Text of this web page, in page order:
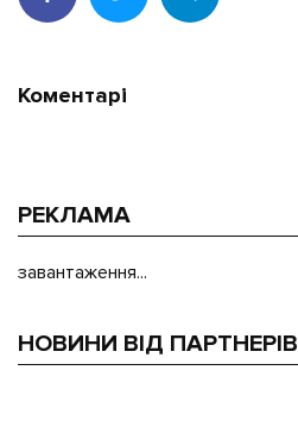
Коментарі
РЕКЛАМА
завантаження...
НОВИНИ ВІД ПАРТНЕРІВ